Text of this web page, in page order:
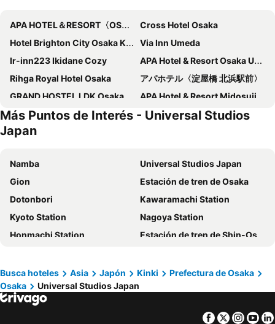
APA HOTEL＆RESORT〈OSAKA NAMBA EKIMAE TOWER〉
Cross Hotel Osaka
Hotel Brighton City Osaka Kitahama
Via Inn Umeda
Ir-inn223 Ikidane Cozy
APA Hotel & Resort Osaka Umeda Eki Tower
Rihga Royal Hotel Osaka
アパホテル〈淀屋橋 北浜駅前〉
GRAND HOSTEL LDK Osaka Shinsaibashi
APA Hotel & Resort Midosuji Hommachi Ekimae Tower
Osaka Teikoku Hotel
DOYANEN HOTELS BAKURO
BESTIE - DOYANEN HOTELS
Smile Hotel Premium Osaka Hommachi
Hotel Hillarys
HOTEL THE FLAG Shinsaibashi
HOTEL LiVEMAX Umeda WEST
KOKO HOTEL Osaka Shinsaibashi
APA Hotel Namba Shinsaibashi Higashi
Hilton Osaka
Hotel Vista Osaka Namba
Hotel Universal Port
Hotel Plaza Osaka
Hotel Kansai
Hiyori Hotel Osaka Namba Station
The Ritz-Carlton, Osaka
Candeo Hotels Osaka Namba
Holiday Inn Osaka Namba by IHG
Más Puntos de Interés - Universal Studios
Japan
Namba
Universal Studios Japan
Gion
Estación de tren de Osaka
Dotonbori
Kawaramachi Station
Kyoto Station
Nagoya Station
Honmachi Station
Estación de tren de Shin-Osaka
Chūbu Centrair International Airport
Namba Station
Estación de metro de Shinsaibashi
Circuito de Suzuka
Busca hoteles Asia Japón Kinki
Prefectura de Osaka
Osaka
Universal Studios Japan
Facebook
Twitter